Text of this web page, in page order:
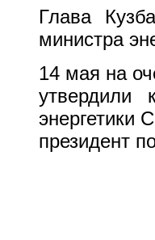
Глава
министра
14 мая на
утвердили
энергетики
президент